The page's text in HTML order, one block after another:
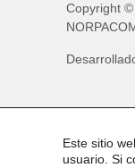
Copyright
Este sitio
usuario. Si